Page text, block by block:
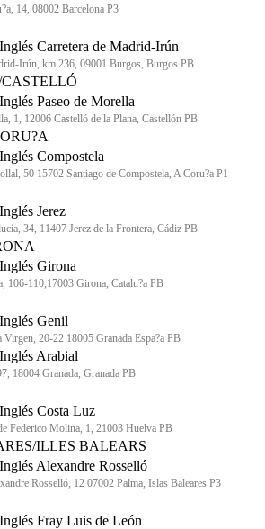
14, 08002 Barcelona P3
Carretera de Madrid-Irún
Irún, km 236, 09001 Burgos, Burgos PB
Paseo de Morella
1, 12006 Castelló de la Plana, Castellón PB
Compostela
50 15702 Santiago de Compostela, A Coru?a P1
Jerez
34, 11407 Jerez de la Frontera, Cádiz PB
Girona
106-110,17003 Girona, Catalu?a PB
Genil
Virgen, 20-22 18005 Granada Espa?a PB
Arabial
18004 Granada, Granada PB
Costa Luz
Federico Molina, 1, 21003 Huelva PB
ILLES BALEARS
Alexandre Rosselló
Rosselló, 12 07002 Palma, Islas Baleares P3
Fray Luis de León